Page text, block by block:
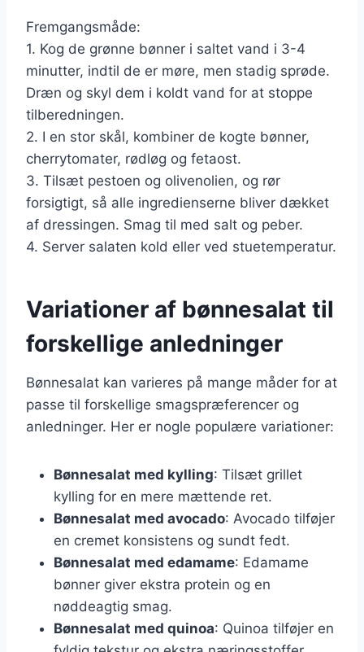
Fremgangsmåde:
1. Kog de grønne bønner i saltet vand i 3-4
minutter, indtil de er møre, men stadig sprøde.
Dræn og skyl dem i koldt vand for at stoppe
tilberedningen.
2. I en stor skål, kombiner de kogte bønner,
cherrytomater, rødløg og fetaost.
3. Tilsæt pestoen og olivenolien, og rør
forsigtigt, så alle ingredienserne bliver dækket
af dressingen. Smag til med salt og peber.
4. Server salaten kold eller ved stuetemperatur.
Variationer af bønnesalat til
forskellige anledninger
Bønnesalat kan varieres på mange måder for at
passe til forskellige smagspræferencer og
anledninger. Her er nogle populære variationer:
Bønnesalat med kylling: Tilsæt grillet
kylling for en mere mættende ret.
Bønnesalat med avocado: Avocado tilføjer
en cremet konsistens og sundt fedt.
Bønnesalat med edamame: Edamame
bønner giver ekstra protein og en
nøddeagtig smag.
Bønnesalat med quinoa: Quinoa tilføjer en